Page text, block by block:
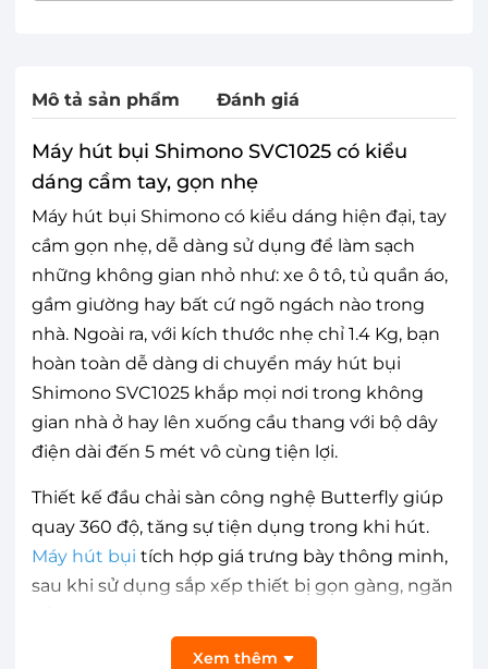
Mô tả sản phẩm Đánh giá
Máy hút bụi Shimono SVC1025 có kiểu
dáng cầm tay, gọn nhẹ
Máy hút bụi Shimono có kiểu dáng hiện đại, tay
cầm gọn nhẹ, dễ dàng sử dụng để làm sạch
những không gian nhỏ như: xe ô tô, tủ quần áo,
gầm giường hay bất cứ ngõ ngách nào trong
nhà. Ngoài ra, với kích thước nhẹ chỉ 1.4 Kg, bạn
hoàn toàn dễ dàng di chuyển máy hút bụi
Shimono SVC1025 khắp mọi nơi trong không
gian nhà ở hay lên xuống cầu thang với bộ dây
điện dài đến 5 mét vô cùng tiện lợi.
Thiết kế đầu chải sàn công nghệ Butterfly giúp
quay 360 độ, tăng sự tiện dụng trong khi hút.
Máy hút bụi tích hợp giá trưng bày thông minh,
sau khi sử dụng sắp xếp thiết bị gọn gàng, ngăn
Xem thêm